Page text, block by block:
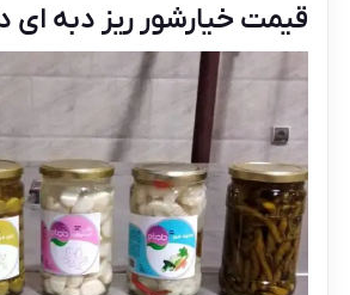
قیمت خیارشور ریز دبه ای